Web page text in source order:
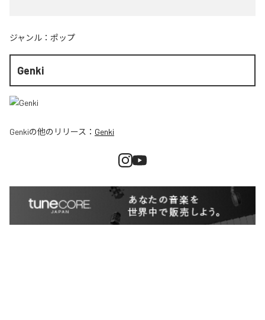
ジャンル： ポップ
Genki
Genkiの他のリリース： Genki